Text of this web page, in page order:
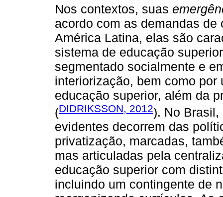
Nos contextos, suas
acordo com as demandas
América Latina, elas são
sistema de educação
segmentado socialmente e
interiorização, bem como
educação superior, além da
(DIDRIKSSON, 2012). No
evidentes decorrem das
privatização, marcadas,
mas articuladas pela
educação superior com
incluindo um contingente de